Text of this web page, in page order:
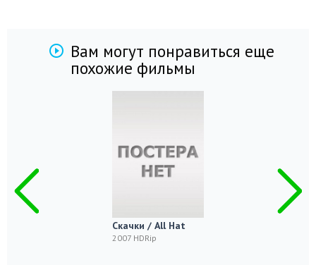
Вам могут понравиться еще
похожие фильмы
Скачки / All Hat
2007 HDRip